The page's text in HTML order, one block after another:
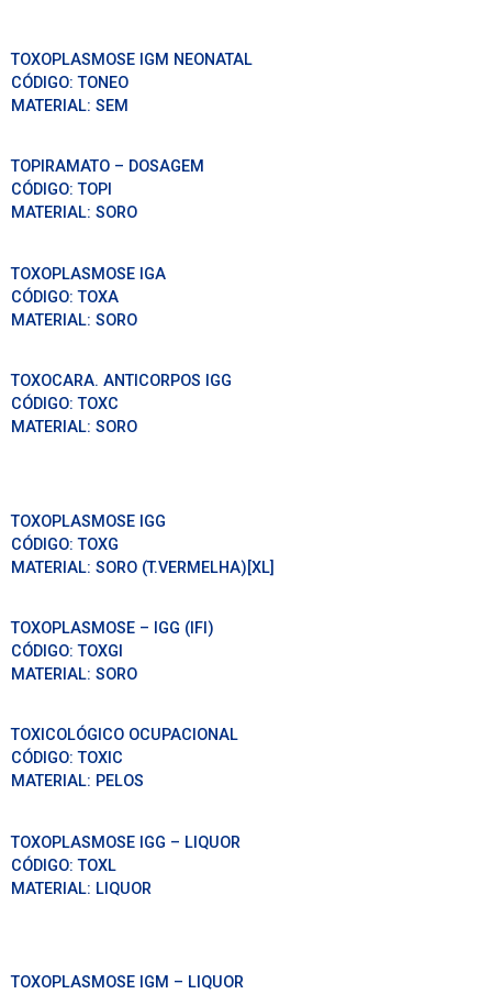
TOXOPLASMOSE IGM NEONATAL
CÓDIGO:TONEO
MATERIAL: SEM
TOPIRAMATO – DOSAGEM
CÓDIGO:TOPI
MATERIAL: SORO
TOXOPLASMOSE IGA
CÓDIGO:TOXA
MATERIAL: SORO
TOXOCARA. ANTICORPOS IGG
CÓDIGO:TOXC
MATERIAL: SORO
TOXOPLASMOSE IGG
CÓDIGO:TOXG
MATERIAL: SORO (T.VERMELHA)[XL]
TOXOPLASMOSE – IGG (IFI)
CÓDIGO:TOXGI
MATERIAL: SORO
TOXICOLÓGICO OCUPACIONAL
CÓDIGO:TOXIC
MATERIAL: PELOS
TOXOPLASMOSE IGG – LIQUOR
CÓDIGO:TOXL
MATERIAL: LIQUOR
TOXOPLASMOSE IGM – LIQUOR